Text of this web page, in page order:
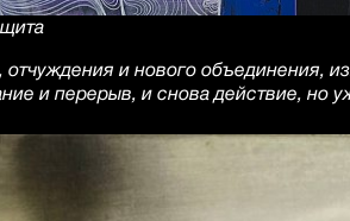
отчуждения и нового
и перерыв, и снова действие, но